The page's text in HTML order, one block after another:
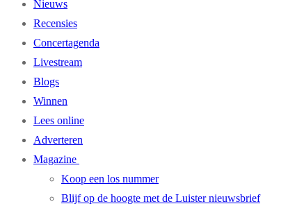
Nieuws
Recensies
Concertagenda
Livestream
Blogs
Winnen
Lees online
Adverteren
Magazine
Koop een los nummer
Blijf op de hoogte met de Luister nieuwsbrief